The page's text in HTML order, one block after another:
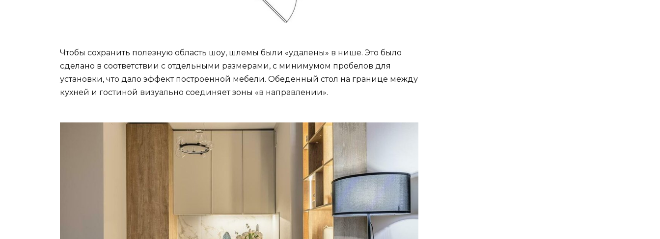
Чтобы сохранить полезную область шоу, шлемы были «удалены» в нише. Это было
сделано в соответствии с отдельными размерами, с минимумом пробелов для
установки, что дало эффект построенной мебели. Обеденный стол на границе между
кухней и гостиной визуально соединяет зоны «в направлении».